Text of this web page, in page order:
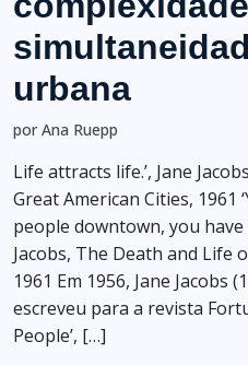
urbana
por Ana Ruepp
Life attracts life.’, Jane
Great American Cities, 1961
people downtown, you have
Jacobs, The Death and Life
1961 Em 1956, Jane Jacobs
escreveu para a revista
People’, […]